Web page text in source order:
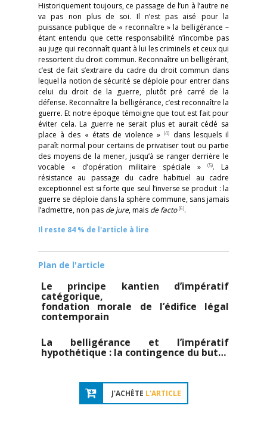
Historiquement toujours, ce passage de l’un à l’autre ne
va pas non plus de soi. Il n’est pas aisé pour la
puissance publique de « reconnaître » la belligérance –
étant entendu que cette responsabilité n’incombe pas
au juge qui reconnaît quant à lui les criminels et ceux qui
ressortent du droit commun. Reconnaître un belligérant,
c’est de fait s’extraire du cadre du droit commun dans
lequel la notion de sécurité se déploie pour entrer dans
celui du droit de la guerre, plutôt pré carré de la
défense. Reconnaître la belligérance, c’est reconnaître la
guerre. Et notre époque témoigne que tout est fait pour
éviter cela. La guerre ne serait plus et aurait cédé sa
place à des « états de violence »(4)
dans lesquels il
paraît normal pour certains de privatiser tout ou partie
des moyens de la mener, jusqu’à se ranger derrière le
vocable « d’opération militaire spéciale »
(5). La
résistance au passage du cadre habituel au cadre
exceptionnel est si forte que seul l’inverse se produit : la
guerre se déploie dans la sphère commune, sans jamais
l’admettre, non pas de jure, mais de facto (6).
Il reste 84 % de l'article à lire
Plan de l'article
Le principe kantien d’impératif
catégorique,
fondation morale de l’édifice légal
contemporain
La belligérance et l’impératif
hypothétique : la contingence du but…
J'ACHÈTE L'ARTICLE